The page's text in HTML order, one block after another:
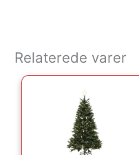
Relaterede varer